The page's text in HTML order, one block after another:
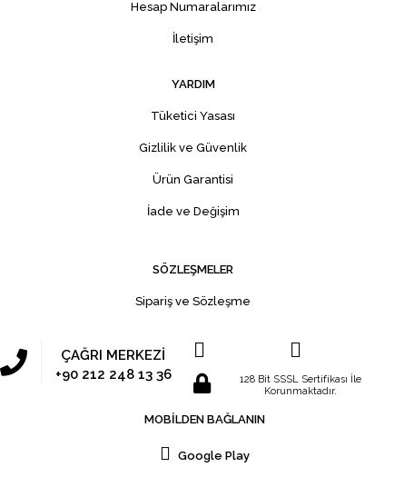
Hesap Numaralarımız
İletişim
YARDIM
Tüketici Yasası
Gizlilik ve Güvenlik
Ürün Garantisi
İade ve Değişim
SÖZLEŞMELER
Sipariş ve Sözleşme
ÇAĞRI MERKEZİ
+90 212 248 13 36
128 Bit SSSL Sertifikası İle
Korunmaktadır.
MOBİLDEN BAĞLANIN
Google Play